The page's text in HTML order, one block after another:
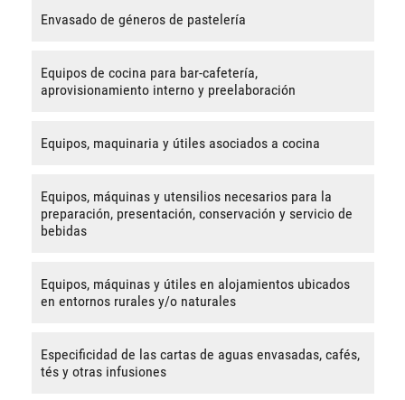
Envasado de géneros de pastelería
Equipos de cocina para bar-cafetería,
aprovisionamiento interno y preelaboración
Equipos, maquinaria y útiles asociados a cocina
Equipos, máquinas y utensilios necesarios para la
preparación, presentación, conservación y servicio de
bebidas
Equipos, máquinas y útiles en alojamientos ubicados
en entornos rurales y/o naturales
Especificidad de las cartas de aguas envasadas, cafés,
tés y otras infusiones